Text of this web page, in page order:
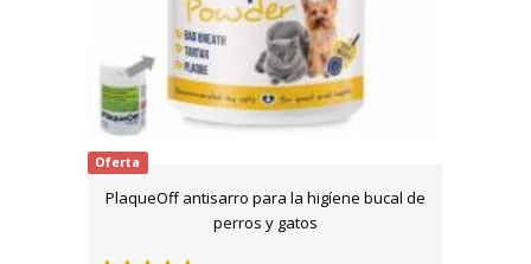
Oferta
PlaqueOff antisarro para la higíene bucal de
perros y gatos